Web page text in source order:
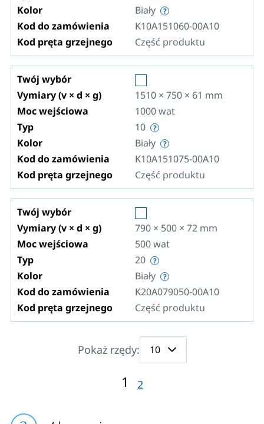
Kolor
Biały
Kod do zamówienia
K10A151060-00A10
Kod pręta grzejnego
Część produktu
Twój wybór
Vymiary (v × d × g)
1510 × 750 × 61 mm
Moc wejściowa
1000wat
Typ
10
Kolor
Biały
Kod do zamówienia
K10A151075-00A10
Kod pręta grzejnego
Część produktu
Twój wybór
Vymiary (v × d × g)
790 × 500 × 72 mm
Moc wejściowa
500wat
Typ
20
Kolor
Biały
Kod do zamówienia
K20A079050-00A10
Kod pręta grzejnego
Część produktu
Pokaż rzędy:
1 2